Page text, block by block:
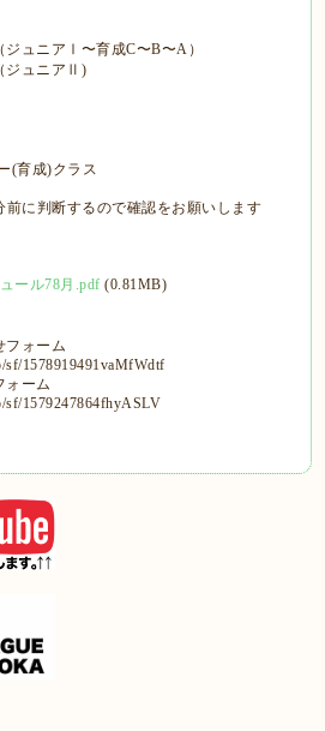
ジュニアⅠ〜育成C〜B〜A）
ジュニアⅡ)
(育成)クラス
に判断するので確認をお願いします
ール78月.pdf (0.81MB)
フォーム
sf/1578919491vaMfWdtf
ォーム
sf/1579247864fhyASLV